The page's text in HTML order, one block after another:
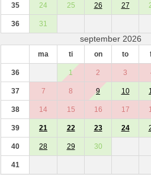
35 24 25 26 27
36 31
september 2026
ma ti on to
36 1 2 3
37 7 8 9 10
38 14 15 16 17
39 21 22 23 24
40 28 29 30
41